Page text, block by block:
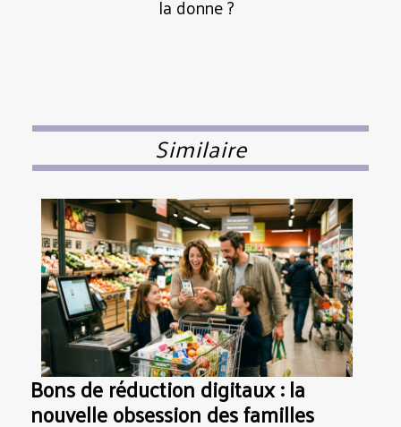
la donne ?
Similaire
Bons de réduction digitaux : la
nouvelle obsession des familles